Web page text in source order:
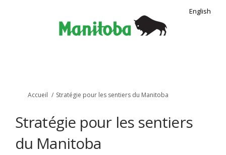
English
Vous êtes ici:
Accueil Stratégie pour les sentiers du Manitoba
Stratégie pour les sentiers
du Manitoba